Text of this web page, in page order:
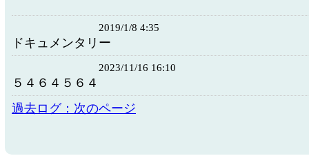
2019/1/8 4:35
ドキュメンタリー
2023/11/16 16:10
５４６４５６４
過去ログ：次のページ